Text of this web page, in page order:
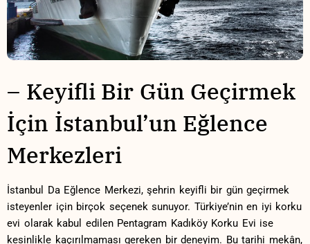
– Keyifli Bir Gün Geçirmek
İçin İstanbul’un Eğlence
Merkezleri
İstanbul Da Eğlence Merkezi, şehrin keyifli ‌bir‌ gün geçirmek
isteyenler için birçok seçenek sunuyor. Türkiye’nin en iyi korku
evi olarak kabul edilen Pentagram Kadıköy Korku Evi ise
kesinlikle kaçırılmaması gereken⁣ bir deneyim. Bu​ tarihi mekân,